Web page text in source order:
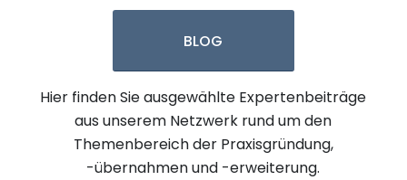
BLOG
Hier finden Sie ausgewählte Expertenbeiträge
aus unserem Netzwerk rund um den
Themenbereich der Praxisgründung,
-übernahmen und -erweiterung.